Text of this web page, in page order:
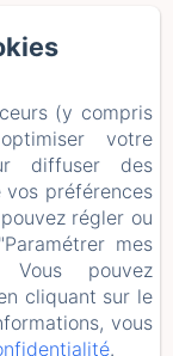
(y compris
votre
diffuser des
préférences
régler ou
mes
Vous pouvez
cliquant sur le
vous
.